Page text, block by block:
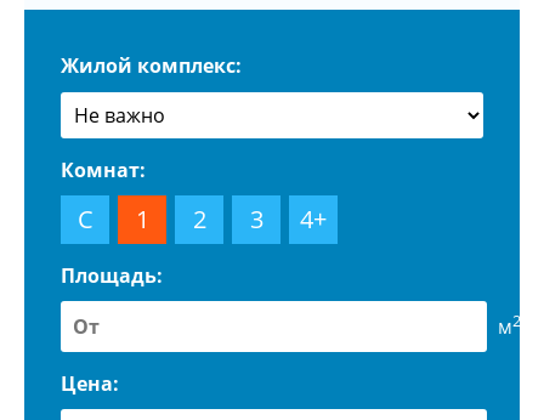
Жилой комплекс:
Комнат:
С 1 2 3 4+
Площадь:
м2
Цена: